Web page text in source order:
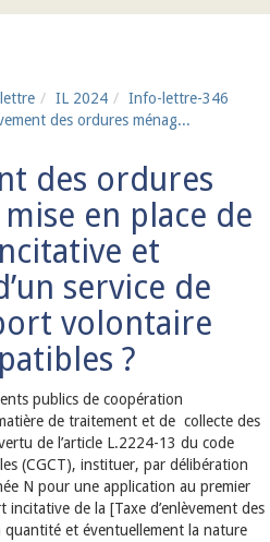
IL 2024
Info-lettre-346
des ordures ménag...
des ordures
en place de
et
service de
volontaire
?
publics de coopération
de traitement et de collecte des
de l’article L.2224-13 du code
(CGCT), instituer, par délibération
N pour une application au premier
incitative de la [Taxe d’enlèvement des
quantité et éventuellement la nature